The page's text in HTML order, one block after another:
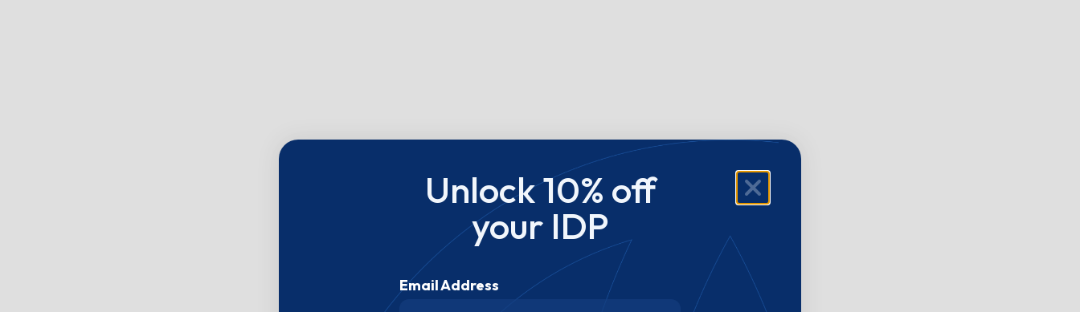
Unlock 10% off
your IDP
Email Address